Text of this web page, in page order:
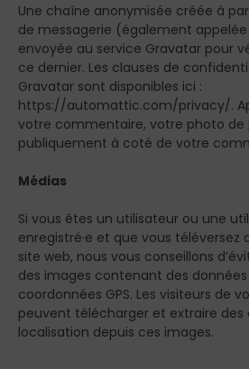
Une chaîne anonymisée créée à
de messagerie (également
envoyée au service Gravatar pour
ce dernier. Les clauses de
Gravatar sont disponibles ici :
https://automattic.com/privacy/.
votre commentaire, votre photo de
publiquement à coté de votre
Médias
Si vous êtes un utilisateur ou une
enregistré·e et que vous téléversez
site web, nous vous conseillons
des images contenant des données
coordonnées GPS. Les visiteurs de
peuvent télécharger et extraire des
localisation depuis ces images.